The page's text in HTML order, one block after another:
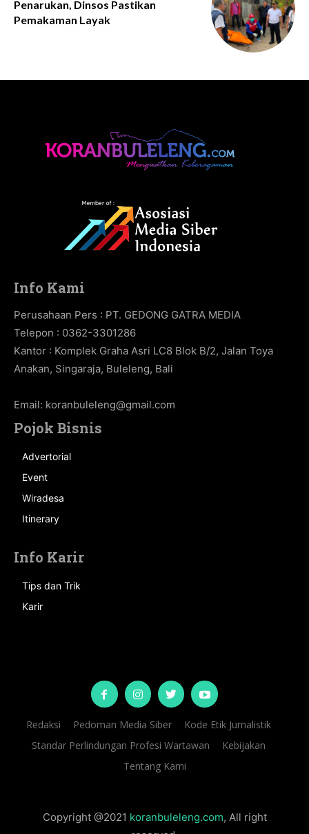
Penarukan, Dinsos Pastikan
Pemakaman Layak
Info Kami
Perusahaan Pers : PT. GEDONG GATRA MEDIA
Telepon : 0362-3301286
Kantor : Komplek Graha Asri LC8 Blok B/2, Jalan Toya
Anakan, Singaraja, Buleleng, Bali
Email: koranbuleleng@gmail.com
Pojok Bisnis
Advertorial
Event
Wiradesa
Itinerary
Info Karir
Tips dan Trik
Karir
Redaksi Pedoman Media Siber
Kode Etik Jurnalistik
Standar Perlindungan Profesi Wartawan
Kebijakan
Tentang Kami
Copyright @2021 koranbuleleng.com, All right